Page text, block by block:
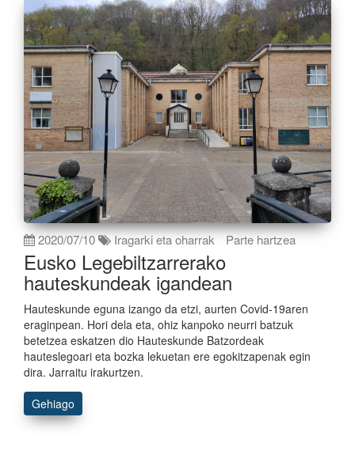
2020/07/10 Iragarki eta oharrak Parte hartzea
Eusko Legebiltzarrerako
hauteskundeak igandean
Hauteskunde eguna izango da etzi, aurten Covid-19aren
eraginpean. Hori dela eta, ohiz kanpoko neurri batzuk
betetzea eskatzen dio Hauteskunde Batzordeak
hauteslegoari eta bozka lekuetan ere egokitzapenak egin
dira. Jarraitu irakurtzen.
Gehiago